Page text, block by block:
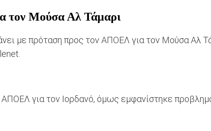
τον Μούσα Αλ Τάμαρι
με πρόταση προς τον ΑΠΟΕΛ για τον Μούσα Αλ
για τον Ιορδανό, όμως εμφανίστηκε